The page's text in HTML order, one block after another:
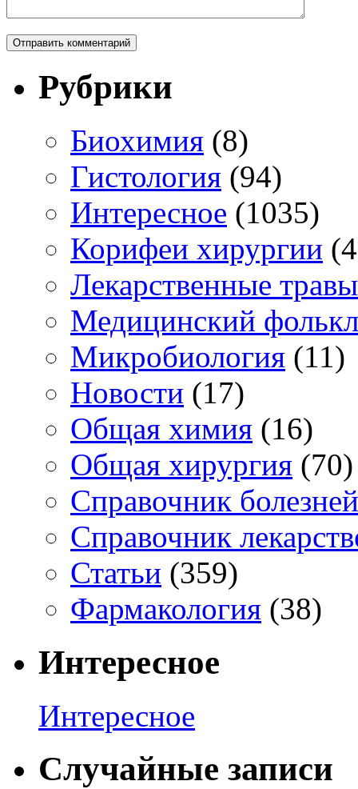
Рубрики
Биохимия (8)
Гистология (94)
Интересное (1035)
Корифеи хирургии
Лекарственные травы
Медицинский
Микробиология (11)
Новости (17)
Общая химия (16)
Общая хирургия (70)
Справочник болезней
Справочник
Статьи (359)
Фармакология (38)
Интересное
Интересное
Случайные записи